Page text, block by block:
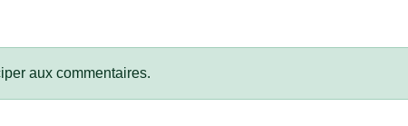
aux commentaires.